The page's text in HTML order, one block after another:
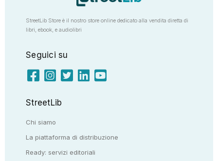
StreetLib Store è il nostro store online dedicato alla vendita diretta di
libri, ebook, e audiolibri
Seguici su
StreetLib
Chi siamo
La piattaforma di distribuzione
Ready: servizi editoriali